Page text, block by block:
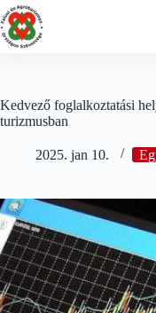
Skip
to
content
Kedvező foglalkoztatási
turizmusban
2025. jan 10.